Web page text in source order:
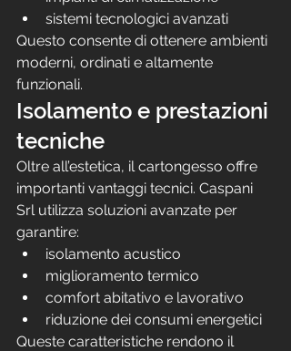
sistemi tecnologici avanzati
Questo consente di ottenere ambienti
moderni, ordinati e altamente
funzionali.
Isolamento e prestazioni
tecniche
Oltre all’estetica, il cartongesso offre
importanti vantaggi tecnici. Caspani
Srl utilizza soluzioni avanzate per
garantire:
isolamento acustico
miglioramento termico
comfort abitativo e lavorativo
riduzione dei consumi energetici
Queste caratteristiche rendono il